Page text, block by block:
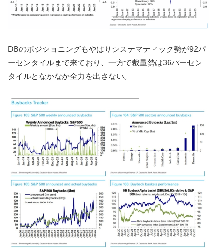
DBのポジショニングもやはりシステマティック勢が92パ
ーセンタイルまで来ており、一方で裁量勢は36パーセン
タイルとなかなか全力を出さない。